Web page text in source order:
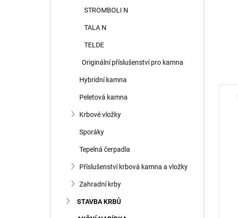
STROMBOLI N
TALA N
TELDE
Originální příslušenství pro kamna
Hybridní kamna
Peletová kamna
Krbové vložky
Sporáky
Tepelná čerpadla
Příslušenství krbová kamna a vložky
Zahradní krby
STAVBA KRBŮ